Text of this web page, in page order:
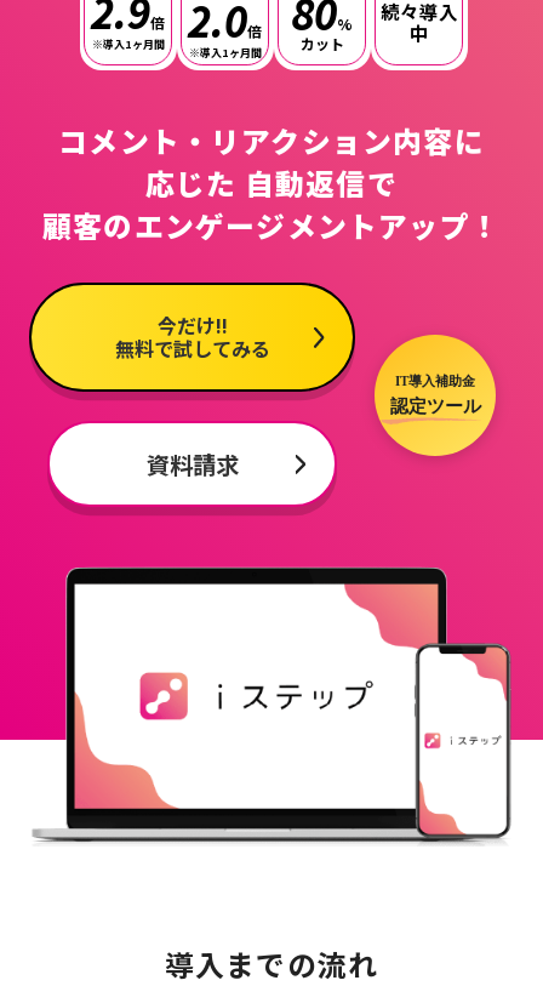
2.9倍
※導入1ヶ月間 2.0倍
※導入1ヶ月間
80%
カット
続々導入
中
コメント・リアクション内容に
応じた 自動返信で
顧客のエンゲージメントアップ！
今だけ!!
無料で試してみる
資料請求
導入までの流れ